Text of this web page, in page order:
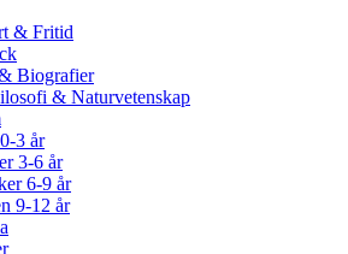
& Fritid
Biografier
& Naturvetenskap
3 år
3-6 år
6-9 år
9-12 år